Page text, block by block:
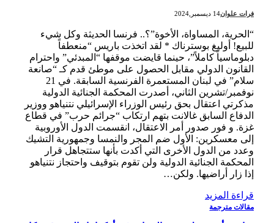
فرات علوان 14 ديسمبر,2024
“الحرية، المساواة، الأخوة”؟.. فرنسا الحديثة وكل شيء
للبيع! أوليغ بوسترناك * لقد اتخذت باريس “منعطفاً
دبلوماسياً كاملاً”، حينما قايضت موقفها “المبدئي” واحترام
القانون الدولي مقابل الحصول على موطئ قدم كـ “صانعة
سلام” في لبنان المستعمرة الفرنسية السابقة. في 21
نوفمبر/تشرين الثاني، أصدرت المحكمة الجنائية الدولية
مذكرتي اعتقال بحق رئيس الوزراء الإسرائيلي نتنياهو ووزير
الدفاع السابق غالانت بتهم ارتكاب “جرائم حرب” في قطاع
غزة. و فور صدور أمر الاعتقال، انقسمت الدول الأوروبية
إلى معسكرين: الأول ضم المجر والنمسا وجمهورية التشيك
وعدد من الدول الأخرى التي أكدت بأنها ستتجاهل قرار
المحكمة الجنائية الدولية ولن تقوم بتوقيف واحتجاز نتنياهو
إذا زار أراضيها. ولكن…
قراءة المزيد
مقالات مترجمة